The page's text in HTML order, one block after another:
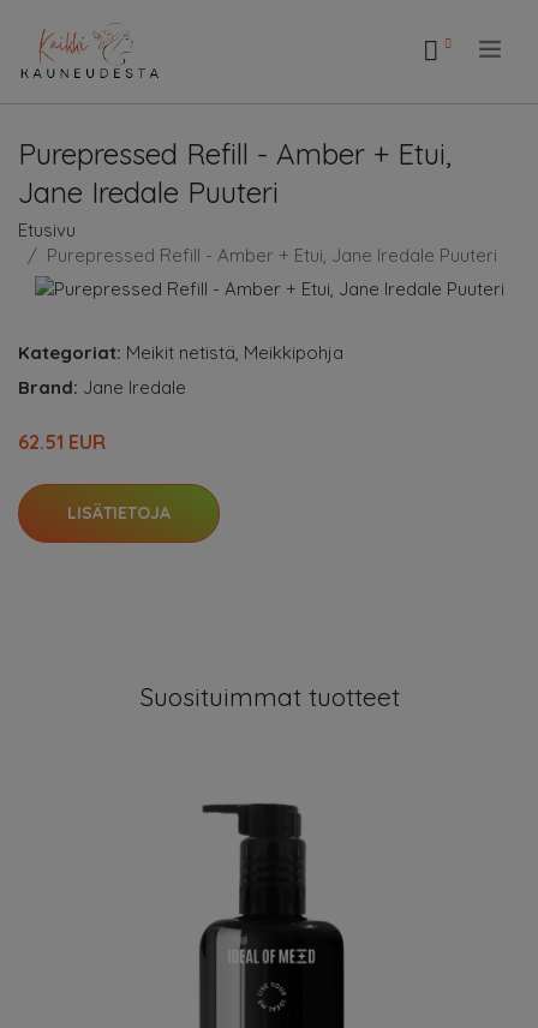
Purepressed Refill - Amber + Etui,
Jane Iredale Puuteri
Etusivu
Purepressed Refill - Amber + Etui, Jane Iredale Puuteri
Kategoriat: Meikit netistä Meikkipohja
Brand: Jane Iredale
62.51 EUR
LISÄTIETOJA
Suosituimmat tuotteet